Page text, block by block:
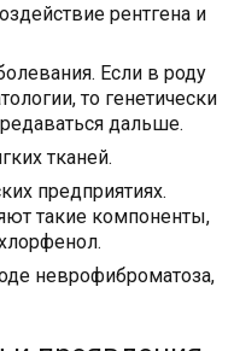
рентгена и
Если в роду
то генетически
дальше.
тканей.
предприятиях.
такие компоненты,
неврофиброматоза,